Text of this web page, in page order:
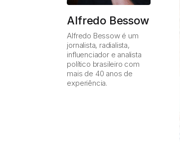
Alfredo Bessow
Alfredo Bessow é um
jornalista, radialista,
influenciador e analista
político brasileiro com
mais de 40 anos de
experiência.